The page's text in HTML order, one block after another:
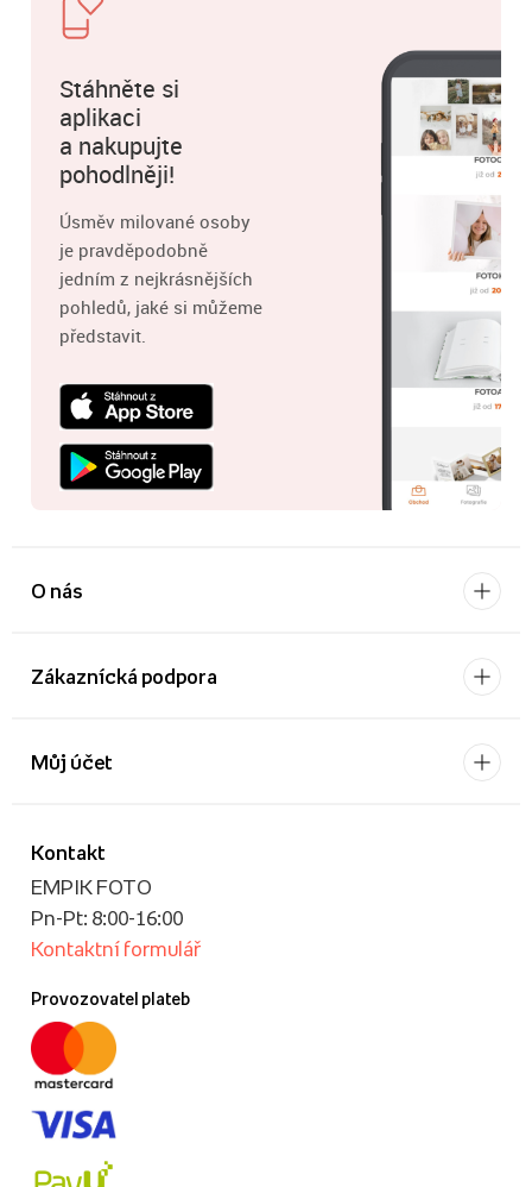
Stáhněte si
aplikaci
a nakupujte
pohodlněji!
Úsměv milované osoby
je pravděpodobně
jedním z nejkrásnějších
pohledů, jaké si můžeme
představit.
O nás
Zákaznícká podpora
Kontakt
EMPIK FOTO
Pn-Pt: 8:00-16:00
Kontaktní formulář
Provozovatel plateb
Můj účet